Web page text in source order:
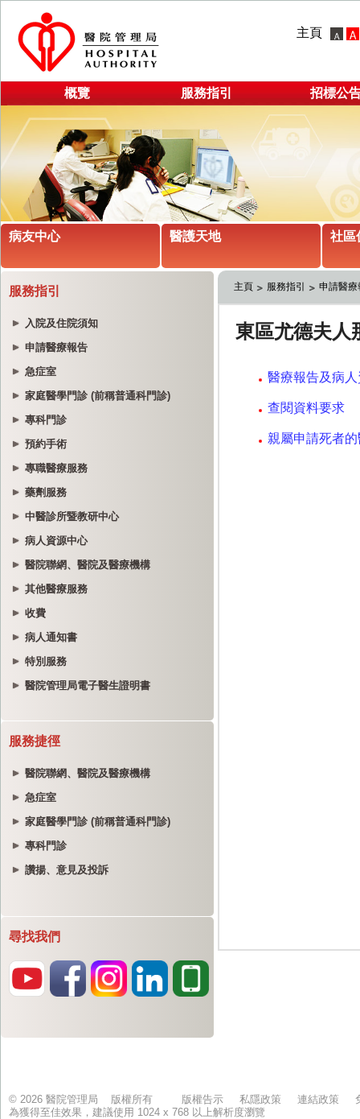
主頁
概覽 服務指引 招標公
病友中心 醫護天地 社區
服務指引
入院及住院須知
申請醫療報告
急症室
家庭醫學門診 (前稱普通科門診)
專科門診
預約手術
專職醫療服務
藥劑服務
中醫診所暨教研中心
病人資源中心
醫院聯網、醫院及醫療機構
其他醫療服務
收費
病人通知書
特別服務
醫院管理局電子醫生證明書
服務捷徑
醫院聯網、醫院及醫療機構
急症室
家庭醫學門診 (前稱普通科門診)
專科門診
讚揚、意見及投訴
尋找我們
主頁 服務指引 申請醫療
© 2026 醫院管理局 版權所有 版權告示 私隱政策 連結政策
為獲得至佳效果，建議使用 1024 x 768 以上解析度瀏覽